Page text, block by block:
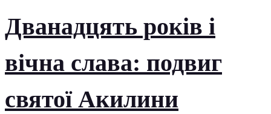
Дванадцять років і
вічна слава: подвиг
святої Акилини